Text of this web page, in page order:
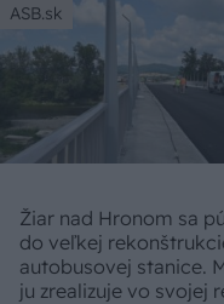
ASB.sk
Žiar nad Hronom sa
do veľkej
autobusovej stanice.
ju zrealizuje vo svojej